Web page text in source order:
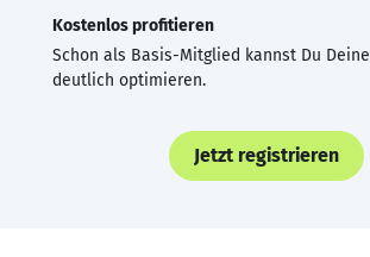
Kostenlos profitieren
Schon als Basis-Mitglied kannst Du Deine
deutlich optimieren.
Jetzt registrieren